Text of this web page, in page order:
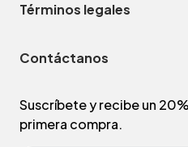
Términos legales
Contáctanos
Suscríbete y recibe un
primera compra.